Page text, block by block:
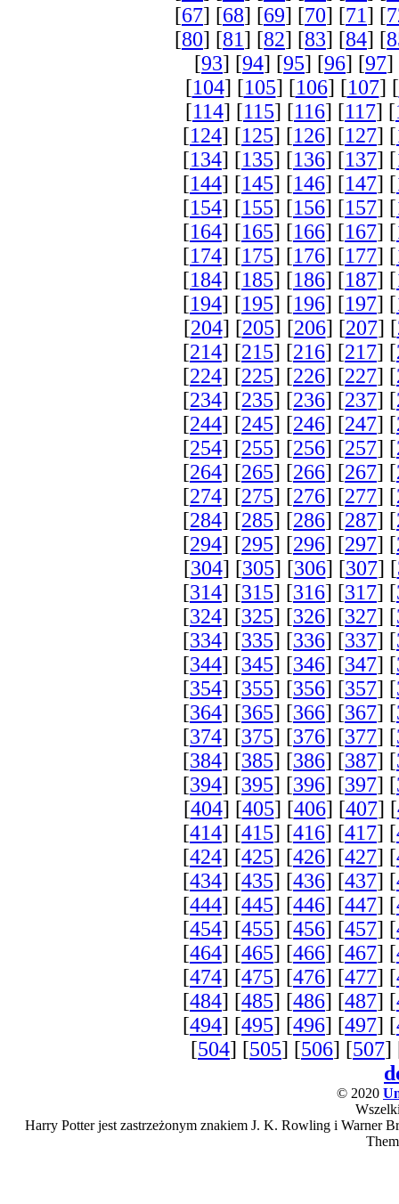
[67] [68] [69] [70] [71] [
[80] [81] [82] [83] [84] [
[93] [94] [95] [96] [97]
[104] [105] [106] [107] [
[114] [115] [116] [117] [
[124] [125] [126] [127] [
[134] [135] [136] [137] [
[144] [145] [146] [147] [
[154] [155] [156] [157] [
[164] [165] [166] [167] [
[174] [175] [176] [177] [
[184] [185] [186] [187] [
[194] [195] [196] [197] [
[204] [205] [206] [207] [
[214] [215] [216] [217] [
[224] [225] [226] [227] [
[234] [235] [236] [237] [
[244] [245] [246] [247] [
[254] [255] [256] [257] [
[264] [265] [266] [267] [
[274] [275] [276] [277] [
[284] [285] [286] [287] [
[294] [295] [296] [297] [
[304] [305] [306] [307] [
[314] [315] [316] [317] [
[324] [325] [326] [327] [
[334] [335] [336] [337] [
[344] [345] [346] [347] [
[354] [355] [356] [357] [
[364] [365] [366] [367] [
[374] [375] [376] [377] [
[384] [385] [386] [387] [
[394] [395] [396] [397] [
[404] [405] [406] [407] [
[414] [415] [416] [417] [
[424] [425] [426] [427] [
[434] [435] [436] [437] [
[444] [445] [446] [447] [
[454] [455] [456] [457] [
[464] [465] [466] [467] [
[474] [475] [476] [477] [
[484] [485] [486] [487] [
[494] [495] [496] [497] [
[504] [505] [506] [507]
© 2020
Harry Potter jest zastrzeżonym znakiem J. K. Rowling i Warner